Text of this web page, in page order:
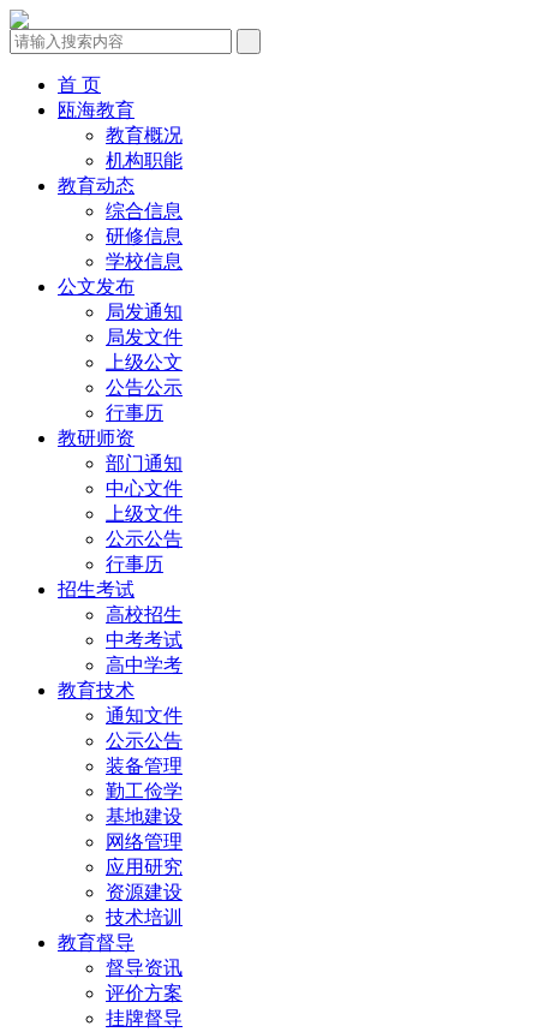
首 页
瓯海教育
教育概况
机构职能
教育动态
综合信息
研修信息
学校信息
公文发布
局发通知
局发文件
上级公文
公告公示
行事历
教研师资
部门通知
中心文件
上级文件
公示公告
行事历
招生考试
高校招生
中考考试
高中学考
教育技术
通知文件
公示公告
装备管理
勤工俭学
基地建设
网络管理
应用研究
资源建设
技术培训
教育督导
督导资讯
评价方案
挂牌督导